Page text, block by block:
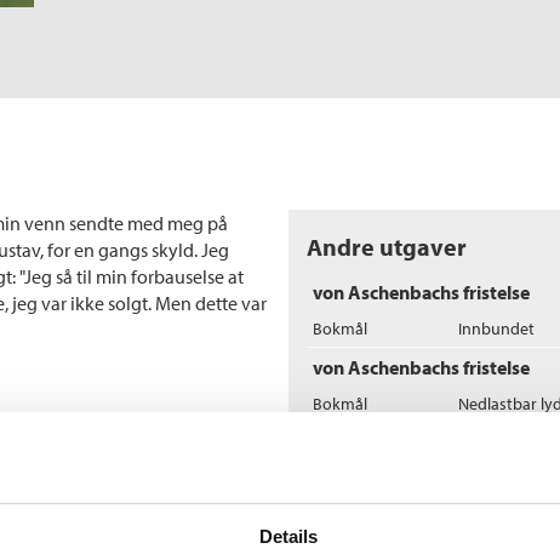
Details
venn sendte med meg på
for en gangs skyld. Jeg
"Jeg så til min forbauselse at
jeg var ikke solgt. Men dette var
Andre utgaver
von Aschenbachs fristelse
Bokmål Innbundet
von Aschenbachs fristelse
Bokmål Nedlastbar